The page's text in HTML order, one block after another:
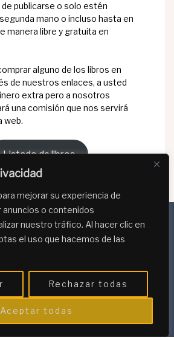
mejorar su experiencia de
anuncios o contenidos
nuestro tráfico. Al hacer clic en
el uso que hacemos de las
Rechazar todas
Aceptar todas
de publicarse o solo estén
mano o incluso hasta en
manera libre y gratuita en
alguno de los libros en
de nuestros enlaces, a usted
extra pero a nosotros
una comisión que nos servirá
web.
Listado de libros
Amazon